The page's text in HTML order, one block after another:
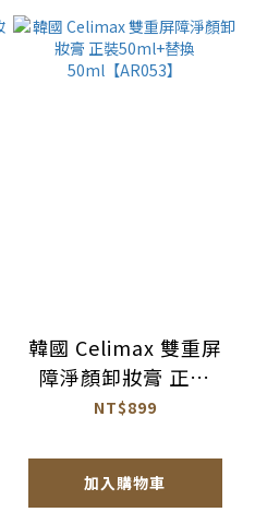
韓國 Celimax 雙重屏
障淨顏卸妝膏 正裝
50ml+替換
NT$899
加入購物車